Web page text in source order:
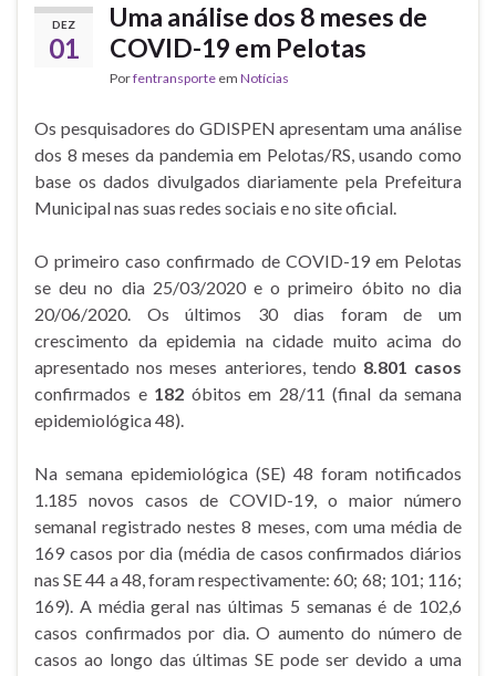
DEZ
01
Uma análise dos 8 meses de
COVID-19 em Pelotas
Porfentransporte em Notícias
Os pesquisadores do GDISPEN apresentam uma análise
dos 8 meses da pandemia em Pelotas/RS, usando como
base os dados divulgados diariamente pela Prefeitura
Municipal nas suas redes sociais e no site oficial.
O primeiro caso confirmado de COVID-19 em Pelotas
se deu no dia 25/03/2020 e o primeiro óbito no dia
20/06/2020. Os últimos 30 dias foram de um
crescimento da epidemia na cidade muito acima do
apresentado nos meses anteriores, tendo 8.801 casos
confirmados e 182 óbitos em 28/11 (final da semana
epidemiológica 48).
Na semana epidemiológica (SE) 48 foram notificados
1.185 novos casos de COVID-19, o maior número
semanal registrado nestes 8 meses, com uma média de
169 casos por dia (média de casos confirmados diários
nas SE 44 a 48, foram respectivamente: 60; 68; 101; 116;
169). A média geral nas últimas 5 semanas é de 102,6
casos confirmados por dia. O aumento do número de
casos ao longo das últimas SE pode ser devido a uma